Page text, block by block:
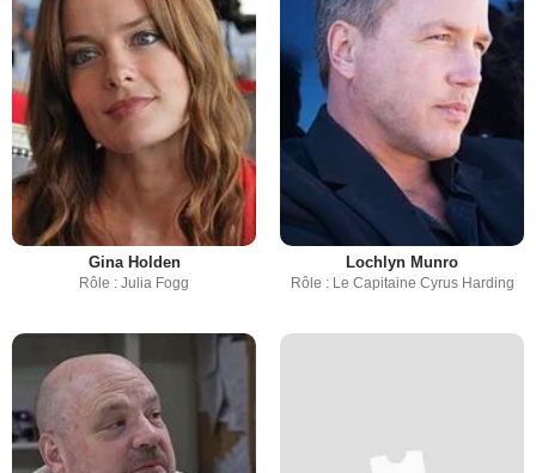
Gina Holden
Rôle : Julia Fogg
Lochlyn Munro
Rôle : Le Capitaine Cyrus Harding